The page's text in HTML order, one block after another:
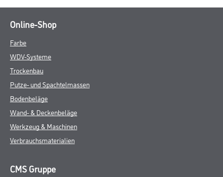
Online-Shop
Farbe
WDV-Systeme
Trockenbau
Putze- und Spachtelmassen
Bodenbeläge
Wand- & Deckenbeläge
Werkzeug & Maschinen
Verbrauchsmaterialien
CMS Gruppe